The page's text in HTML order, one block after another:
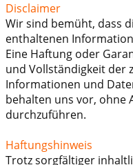
Disclaimer
Wir sind bemüht, dass
enthaltenen
Eine Haftung oder
und Vollständigkeit der
Informationen und
behalten uns vor, ohne
durchzuführen.
Haftungshinweis
Trotz sorgfältiger